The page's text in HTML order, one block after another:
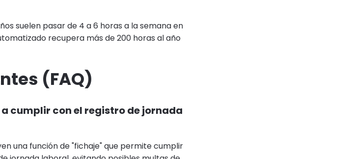
suelen pasar de 4 a 6 horas a la semana en
recupera más de 200 horas al año
(FAQ)
cumplir con el registro de jornada
una función de "fichaje" que permite cumplir